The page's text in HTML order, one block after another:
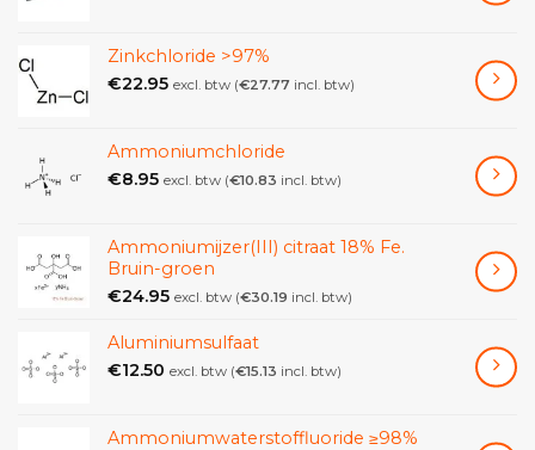
Zinkchloride >97%
€22.95 excl. btw (€27.77 incl. btw)
Ammoniumchloride
€8.95 excl. btw (€10.83 incl. btw)
Ammoniumijzer(III) citraat 18% Fe.
Bruin-groen
€24.95 excl. btw (€30.19 incl. btw)
Aluminiumsulfaat
€12.50 excl. btw (€15.13 incl. btw)
Ammoniumwaterstoffluoride ≥98%